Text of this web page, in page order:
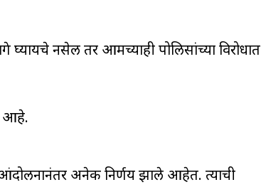
नसेल तर आमच्याही पोलिसांच्या विरोधात
आहे.
आंदोलनानंतर अनेक निर्णय झाले आहेत. त्याची